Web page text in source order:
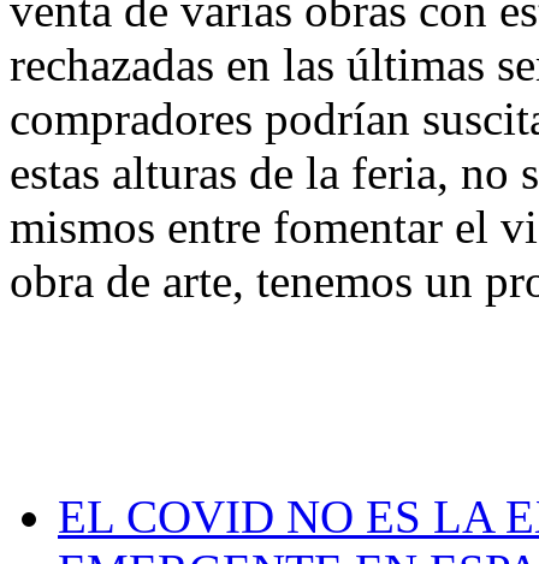
venta de varias obras con
rechazadas en las últimas
compradores podrían
estas alturas de la feria, no
mismos entre fomentar el
obra de arte, tenemos un
EL COVID NO ES LA